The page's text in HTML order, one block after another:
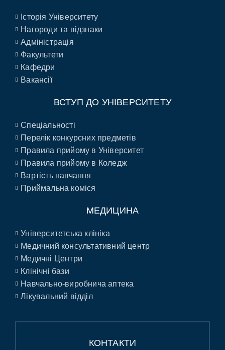
Історія Університету
Нагороди та відзнаки
Адміністрація
Факультети
Кафедри
Вакансії
ВСТУП ДО УНІВЕРСИТЕТУ
Спеціальності
Перелік конкурсних предметів
Правила прийому в Університет
Правила прийому в Коледж
Вартість навчання
Приймальна коміся
МЕДИЦИНА
Університетська клініка
Медичний консультативний центр
Медичні Центри
Клінічні бази
Навчально-виробнича аптека
Лікувальний відділ
КОНТАКТИ